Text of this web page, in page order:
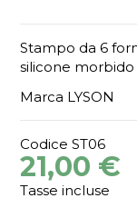
Stampo da 6
silicone morbido
Marca LYSON
Codice ST06
21,00 €
Tasse incluse